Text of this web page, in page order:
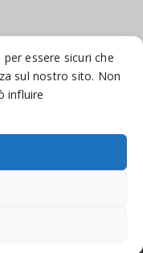
essere sicuri che
sul nostro sito. Non
influire